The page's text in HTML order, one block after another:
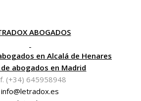
ABOGADOS
en Alcalá de Henares
abogados en Madrid
(+34) 645958948
info@letradox.es